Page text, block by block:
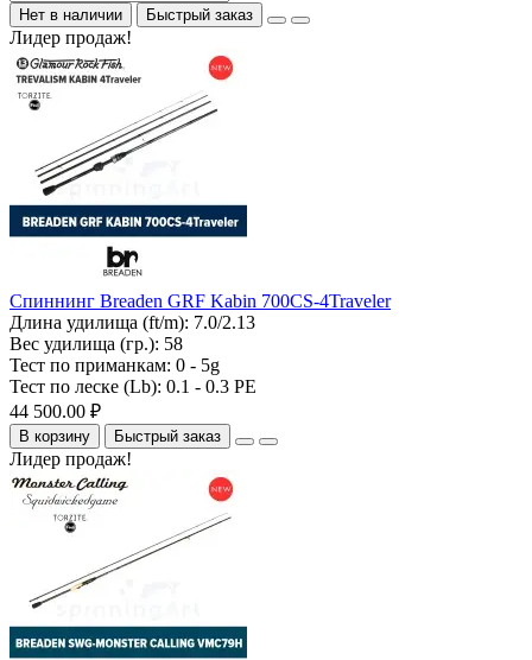
Нет в наличии Быстрый заказ
Лидер продаж!
Спиннинг Breaden GRF Kabin 700CS-4Traveler
Длина удилища (ft/m): 7.0/2.13
Вес удилища (гр.): 58
Тест по приманкам: 0 - 5g
Тест по леске (Lb): 0.1 - 0.3 PE
44 500.00 ₽
В корзину Быстрый заказ
Лидер продаж!